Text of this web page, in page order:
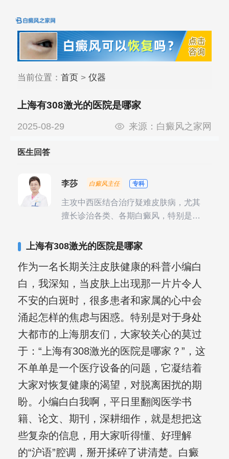
当前位置： 首页> 仪器
上海有308激光的医院是哪家
2025-08-29 来源： 白癜风之家网
医生回答
李莎 白癜风主任 专科
主攻中西医结合治疗疑难皮肤病，尤其
擅长诊治各类、各期白癜风，特别是对
复发期;临床运用中医的辨证施治，理法
上海有308激光的医院是哪家
作为一名长期关注皮肤健康的科普小编白
白，我深知，当皮肤上出现那一片片令人
不安的白斑时，很多患者和家属的心中会
涌起怎样的焦虑与困惑。特别是对于身处
大都市的上海朋友们，大家较关心的莫过
于：“上海有308激光的医院是哪家？”，这
不单单是一个医疗设备的问题，它凝结着
大家对恢复健康的渴望，对脱离困扰的期
盼。小编白白我啊，平日里翻阅医学书
籍、论文、期刊，深耕细作，就是想把这
些复杂的信息，用大家听得懂、好理解
的“沪语”腔调，掰开揉碎了讲清楚。白癜